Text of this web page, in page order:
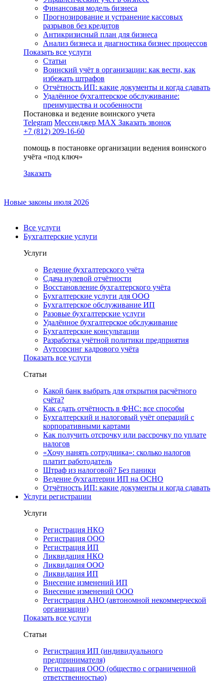
Финансовая модель бизнеса
Прогнозирование и устранение кассовых
разрывов без кредитов
Антикризисный план для бизнеса
Анализ бизнеса и диагностика бизнес процессов
Показать все услуги
Статьи
Воинский учёт в организации: как вести, как
избежать штрафов
Отчётность ИП: какие документы и когда сдавать
Удалённое бухгалтерское обслуживание:
преимущества и особенности
Постановка и ведение воинского учета
Telegram Мессенджер MAX Заказать звонок
+7 (812) 209-16-60
помощь в постановке организации ведения воинского
учёта «под ключ»
Заказать
Новые законы июля 2026
Все услуги
Бухгалтерские услуги
Услуги
Ведение бухгалтерского учёта
Сдача нулевой отчётности
Восстановление бухгалтерского учёта
Бухгалтерские услуги для ООО
Бухгалтерское обслуживание ИП
Разовые бухгалтерские услуги
Удалённое бухгалтерское обслуживание
Бухгалтерские консультации
Разработка учётной политики предприятия
Аутсорсинг кадрового учёта
Показать все услуги
Статьи
Какой банк выбрать для открытия расчётного
счёта?
Как сдать отчётность в ФНС: все способы
Бухгалтерский и налоговый учёт операций с
корпоративными картами
Как получить отсрочку или рассрочку по уплате
налогов
«Хочу нанять сотрудника»: сколько налогов
платит работодатель
Штраф из налоговой? Без паники
Ведение бухгалтерии ИП на ОСНО
Отчётность ИП: какие документы и когда сдавать
Услуги регистрации
Услуги
Регистрация НКО
Регистрация ООО
Регистрация ИП
Ликвидация НКО
Ликвидация ООО
Ликвидация ИП
Внесение изменений ИП
Внесение изменений ООО
Регистрация АНО (автономной некоммерческой
организации)
Показать все услуги
Статьи
Регистрация ИП (индивидуального
предпринимателя)
Регистрация ООО (общество с ограниченной
ответственностью)